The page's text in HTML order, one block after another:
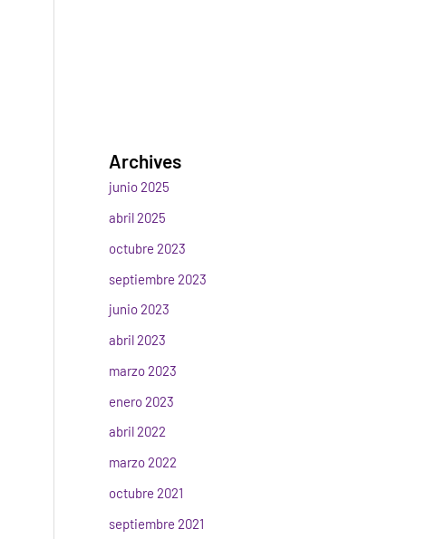
Archives
junio 2025
abril 2025
octubre 2023
septiembre 2023
junio 2023
abril 2023
marzo 2023
enero 2023
abril 2022
marzo 2022
octubre 2021
septiembre 2021